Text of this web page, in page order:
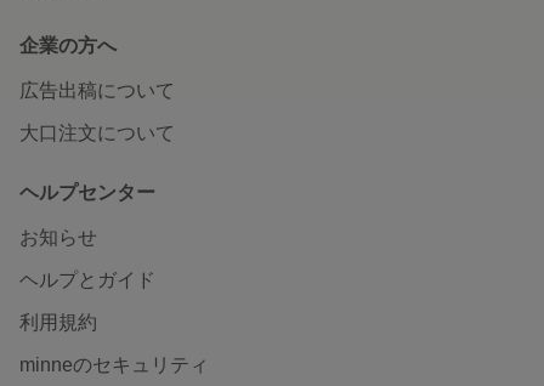
企業の方へ
広告出稿について
大口注文について
ヘルプセンター
お知らせ
ヘルプとガイド
利用規約
minneのセキュリティ